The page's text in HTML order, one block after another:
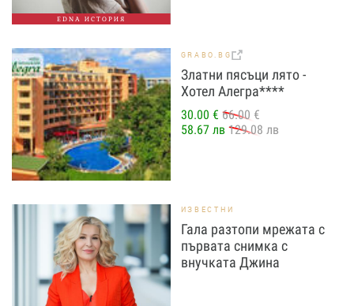
EDNA ИСТОРИЯ
GRABO.BG
Златни пясъци лято -
Хотел Алегра****
30.00 € 66.00 €
58.67 лв 129.08 лв
ИЗВЕСТНИ
Гала разтопи мрежата с
първата снимка с
внучката Джина